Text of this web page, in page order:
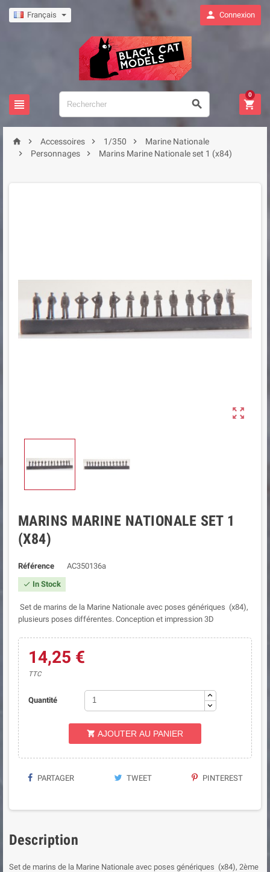
Français  Connexion
  
0
  Accessoires  1/350 
Marine Nationale

Personnages  Marins Marine Nationale set 1 (x84)

MARINS MARINE NATIONALE SET 1
(X84)
Référence AC350136a
 In Stock
Set de marins de la Marine Nationale avec poses génériques (x84),
plusieurs poses différentes. Conception et impression 3D
14,25 €
TTC
Quantité
 AJOUTER AU PANIER
PARTAGER TWEET PINTEREST
Description
Set de marins de la Marine Nationale avec poses génériques (x84), 2ème